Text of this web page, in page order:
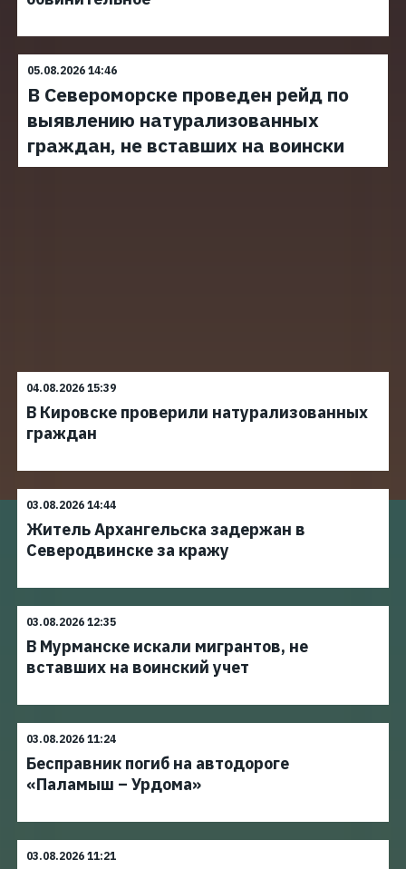
05.08.2026 14:46
В Североморске проведен рейд по
выявлению натурализованных
граждан, не вставших на воински
04.08.2026 15:39
В Кировске проверили натурализованных
граждан
03.08.2026 14:44
Житель Архангельска задержан в
Северодвинске за кражу
03.08.2026 12:35
В Мурманске искали мигрантов, не
вставших на воинский учет
03.08.2026 11:24
Бесправник погиб на автодороге
«Паламыш – Урдома»
03.08.2026 11:21